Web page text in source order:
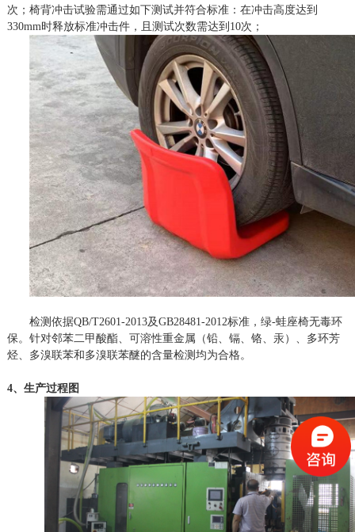
次；椅背冲击试验需通过如下测试并符合标准：在冲击高度达到
330mm时释放标准冲击件，且测试次数需达到10次；
检测依据QB/T2601-2013及GB28481-2012标准，绿-蛙座椅无毒环
保。针对邻苯二甲酸酯、可溶性重金属（铅、镉、铬、汞）、多环芳
烃、多溴联苯和多溴联苯醚的含量检测均为合格。
4、生产过程图